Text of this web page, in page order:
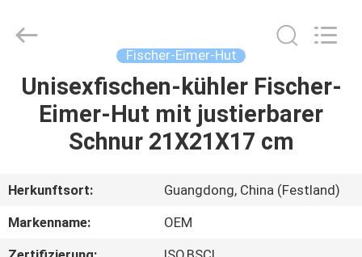
HAUS
PRODUKTE
ÜBER
UNS
Ltd..
Fischer-Eimer-Hut
Unisexfischen-kühler Fischer-
Eimer-Hut mit justierbarer
Schnur 21X21X17 cm
Herkunftsort:
Guangdong, China (Festland)
Markenname:
OEM